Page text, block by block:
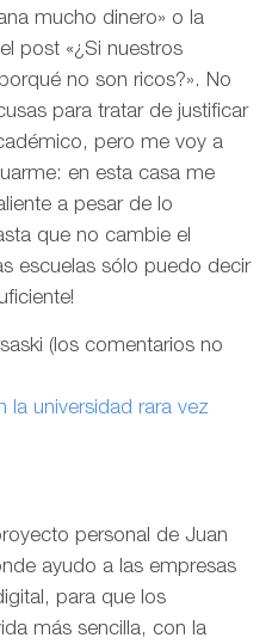
mucho dinero» o la
post «¿Si nuestros
no son ricos?». No
para tratar de justificar
pero me voy a
en esta casa me
a pesar de lo
que no cambie el
escuelas sólo puedo decir
(los comentarios no
la universidad rara vez
personal de Juan
ayudo a las empresas
para que los
más sencilla, con la